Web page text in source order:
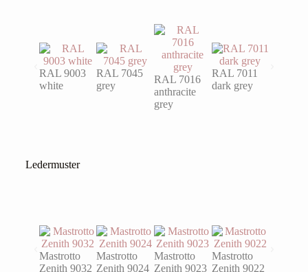
RAL 9003
white
RAL 7045
grey
RAL 7016
anthracite
grey
RAL 7011
dark grey
Ledermuster
Mastrotto
Zenith 9032
Mastrotto
Zenith 9024
Mastrotto
Zenith 9023
Mastrotto
Zenith 9022